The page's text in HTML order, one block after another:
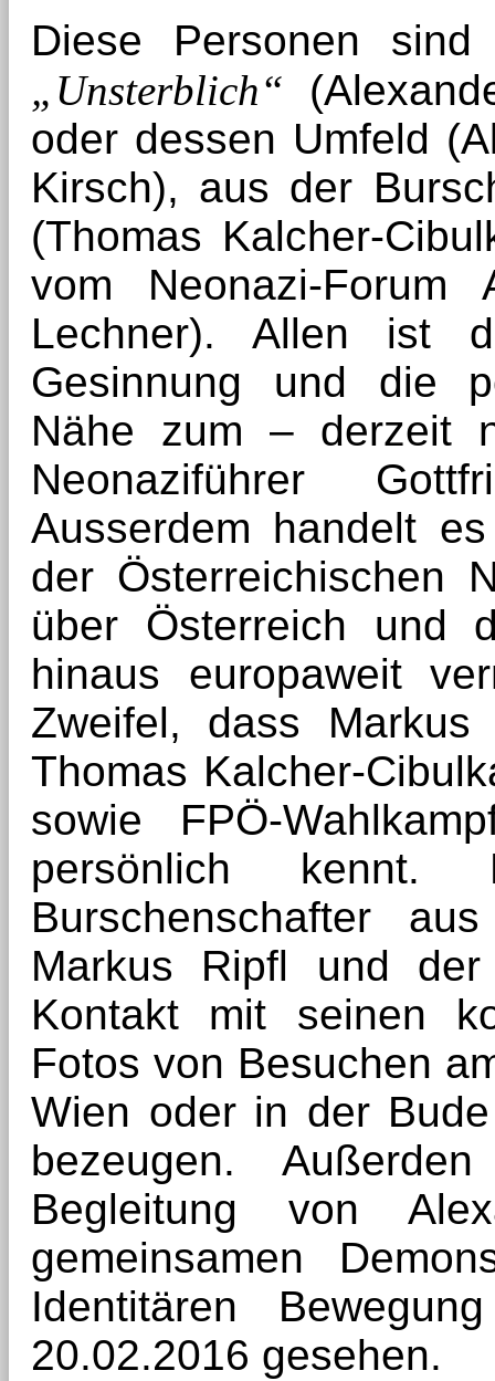
Diese Personen
„Unsterblich“
oder dessen Umfeld
Kirsch), aus der
(Thomas Kalcher-
vom Neonazi-Forum
Lechner). Allen ist
Gesinnung und die
Nähe zum – derzeit
Neonaziführer
Ausserdem handelt
der Österreichischen
über Österreich und
hinaus europaweit
Zweifel, dass Markus
Thomas Kalcher-
sowie FPÖ-
persönlich
Burschenschafter
Markus Ripfl und
Kontakt mit seinen
Fotos von Besuchen
Wien oder in der
bezeugen.
Begleitung von
gemeinsamen
Identitären
20.02.2016 gesehen.